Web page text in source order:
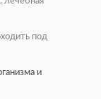
под
и